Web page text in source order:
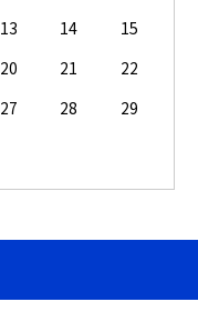
13 14
15
20 21
22
27 28
29